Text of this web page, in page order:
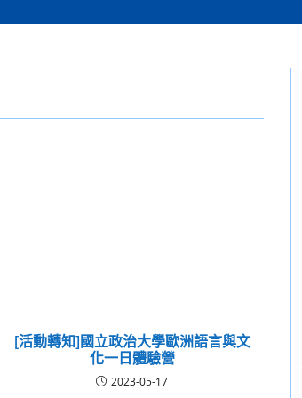
[活動轉知]國立政治大學歐洲語言與文
化一日體驗營
2023-05-17